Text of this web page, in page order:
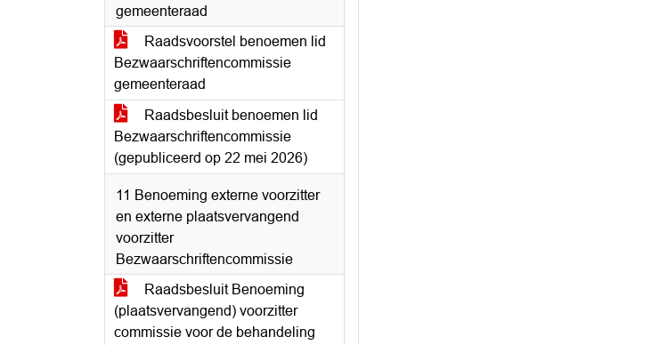
gemeenteraad
Raadsvoorstel benoemen lid
Bezwaarschriftencommissie
gemeenteraad
Raadsbesluit benoemen lid
Bezwaarschriftencommissie
(gepubliceerd op 22 mei 2026)
11 Benoeming externe voorzitter
en externe plaatsvervangend
voorzitter
Bezwaarschriftencommissie
Raadsbesluit Benoeming
(plaatsvervangend) voorzitter
commissie voor de behandeling